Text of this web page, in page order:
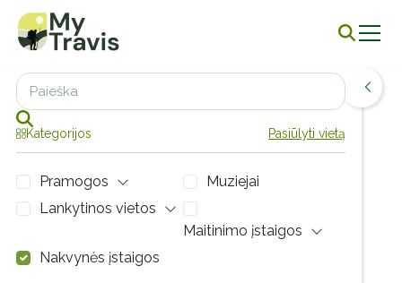
Kategorijos Pasiūlyti vietą
Pramogos
Muziejai
Lankytinos vietos
Maitinimo įstaigos
Nakvynės įstaigos
+
OpenStreetMap
contributors,